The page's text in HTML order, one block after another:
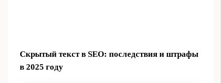
Скрытый текст в SEO: последствия и штрафы
в 2025 году